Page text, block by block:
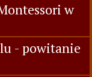
w
- powitanie